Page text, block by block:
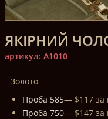
ЯКІРНИЙ
артикул: A1010
Золото
Проба 585— $117 за
Проба 750— $147 за